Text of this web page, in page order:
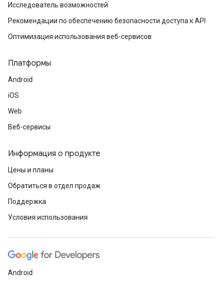
Исследователь возможностей
Рекомендации по обеспечению безопасности доступа к API
Оптимизация использования веб-сервисов
Платформы
Android
iOS
Web
Веб-сервисы
Информация о продукте
Цены и планы
Обратиться в отдел продаж
Поддержка
Условия использования
Android